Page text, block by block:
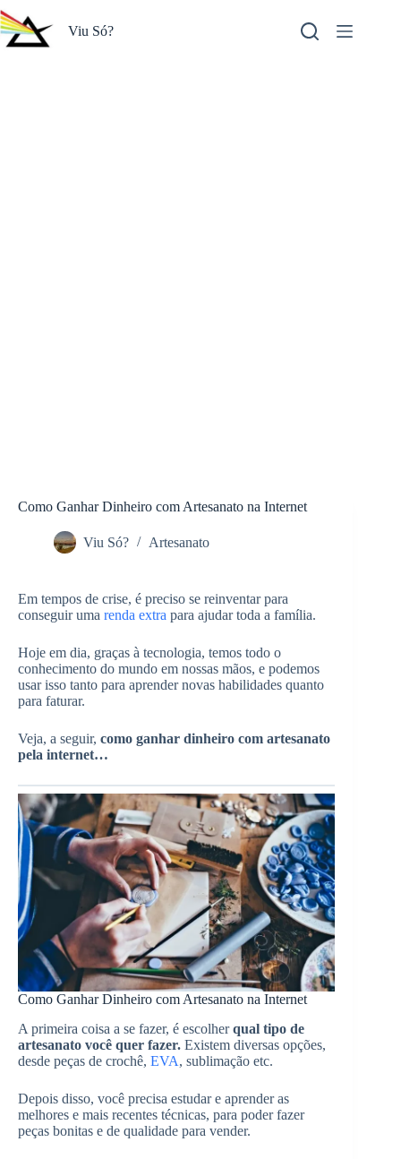
Pular
para
o
Viu Só?
Como Ganhar Dinheiro com Artesanato na Internet
Viu Só? Artesanato
Em tempos de crise, é preciso se reinventar para
conseguir uma renda extra para ajudar toda a família.
Hoje em dia, graças à tecnologia, temos todo o
conhecimento do mundo em nossas mãos, e podemos
usar isso tanto para aprender novas habilidades quanto
para faturar.
Veja, a seguir, como ganhar dinheiro com artesanato
pela internet…
Como Ganhar Dinheiro com Artesanato na Internet
A primeira coisa a se fazer, é escolherqual tipo de
artesanato você quer fazer. Existem diversas opções,
desde peças de crochê, EVA, sublimação etc.
Depois disso, você precisa estudar e aprender as
melhores e mais recentes técnicas, para poder fazer
peças bonitas e de qualidade para vender.